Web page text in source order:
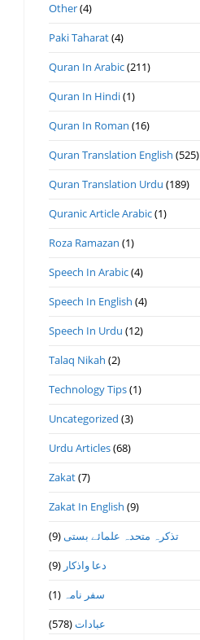
Other(4)
Paki Taharat(4)
Quran In Arabic(211)
Quran In Hindi(1)
Quran In Roman (16)
Quran Translation English (525)
Quran Translation Urdu (189)
Quranic Article Arabic(1)
Roza Ramazan (1)
Speech In Arabic(4)
Speech In English (4)
Speech In Urdu (12)
Talaq Nikah (2)
Technology Tips(1)
Uncategorized (3)
Urdu Articles(68)
Zakat(7)
Zakat In English (9)
تذكرہ متحدہ علمائے بستى(9)
دعا واذكار (9)
سفر نامہ (1)
عبادات(578)